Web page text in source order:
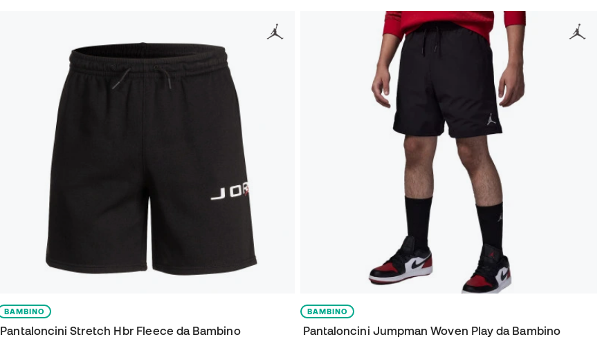
BAMBINO
Pantaloncini Stretch Hbr Fleece da Bambino
BAMBINO
Pantaloncini Jumpman Woven Play da Bambino